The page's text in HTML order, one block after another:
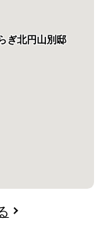
ぎ北円山別邸